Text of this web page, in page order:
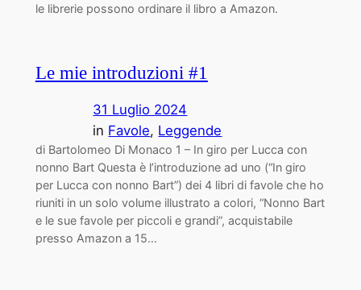
le librerie possono ordinare il libro a Amazon.
Le mie introduzioni #1
31 Luglio 2024
in Favole, Leggende
di Bartolomeo Di Monaco 1 – In giro per Lucca con
nonno Bart Questa è l’introduzione ad uno (“In giro
per Lucca con nonno Bart”) dei 4 libri di favole che ho
riuniti in un solo volume illustrato a colori, “Nonno Bart
e le sue favole per piccoli e grandi”, acquistabile
presso Amazon a 15…